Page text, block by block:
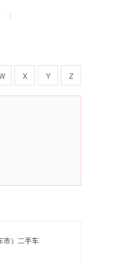
X Y Z
市）二手车